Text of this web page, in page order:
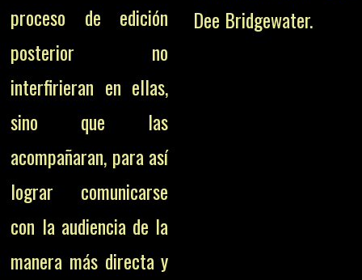
proceso de edición
posterior no
interfirieran en ellas,
sino que las
acompañaran, para así
lograr comunicarse
con la audiencia de la
manera más directa y
Dee Bridgewater.